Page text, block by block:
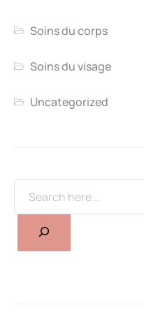
Soins du corps
Soins du visage
Uncategorized